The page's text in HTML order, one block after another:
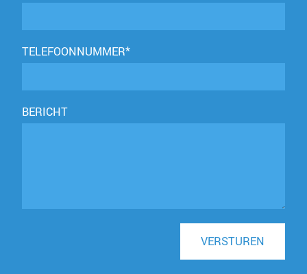
TELEFOONNUMMER*
BERICHT
VERSTUREN